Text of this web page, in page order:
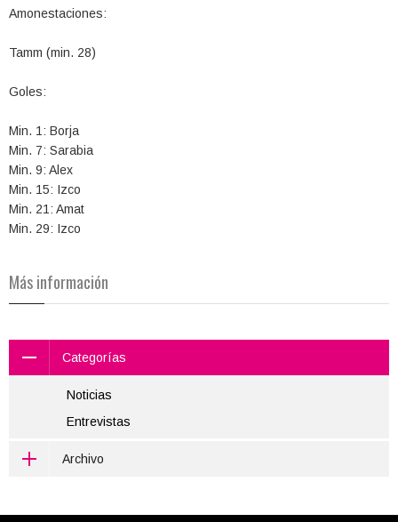
Amonestaciones:
Tamm (min. 28)
Goles:
Min. 1: Borja
Min. 7: Sarabia
Min. 9: Alex
Min. 15: Izco
Min. 21: Amat
Min. 29: Izco
Más información
Categorías
Noticias
Entrevistas
Archivo